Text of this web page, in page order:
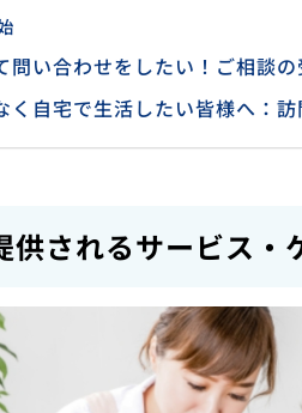
問い合わせをしたい！ご相談の
く自宅で生活したい皆様へ：
供されるサービス・